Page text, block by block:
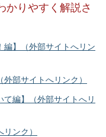
かりやすく解説さ
編】（外部サイトへリン
部サイトへリンク）
編】（外部サイトへリ
ンク）